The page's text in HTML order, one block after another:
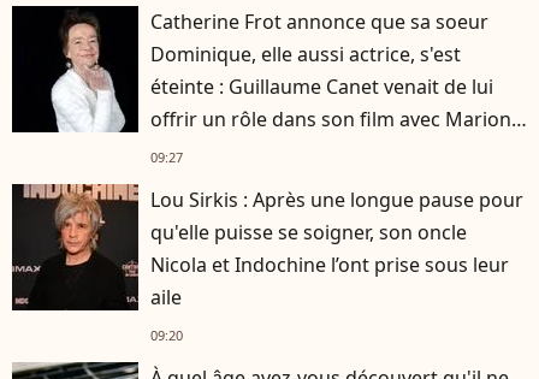
Catherine Frot annonce que sa soeur
Dominique, elle aussi actrice, s'est
éteinte : Guillaume Canet venait de lui
offrir un rôle dans son film avec Marion
Cotillard
09:27
Lou Sirkis : Après une longue pause pour
qu'elle puisse se soigner, son oncle
Nicola et Indochine l’ont prise sous leur
aile
09:20